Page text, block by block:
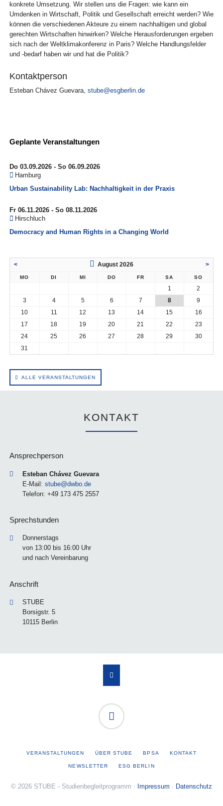
konkrete Umsetzung. Wir stellen uns die Fragen: wie kann ein
Umdenken in Wirtschaft, Politik und Gesellschaft erreicht werden? Wie
können die verschiedenen Akteure zu einem nachhaltigen und global
gerechten Wirtschaften hinwirken? Welche Herausforderungen ergeben
sich nach der Weltklimakonferenz in Paris? Welche Handlungsfelder
und -bedarf haben wir und hat die Politik?
Kontaktperson
Esteban Chávez Guevara, stube@esgberlin.de
Geplante Veranstaltungen
Do 03.09.2026 - So 06.09.2026
Hamburg
Urban Sustainability Lab: Nachhaltigkeit in der Praxis
Fr 06.11.2026 - So 08.11.2026
Hirschluch
Democracy and Human Rights in a Changing World
< August 2026 >
MO DI MI DO FR SA SO
1
2
3
4 5 6 7 8
9
10
11 12 13 14 15
16
17
18 19 20 21 22
23
24
25 26 27 28 29
30
31
ALLE VERANSTALTUNGEN
KONTAKT
Ansprechperson
Esteban Chávez Guevara
E-Mail: stube@dwbo.de
Telefon: +49 173 475 2557
Sprechstunden
Donnerstags
von 13:00 bis 16:00 Uhr
und nach Vereinbarung
Anschrift
STUBE
Borsigstr. 5
10115 Berlin
VERANSTALTUNGEN ÜBER STUBE BPSA KONTAKT
NEWSLETTER ESG BERLIN
© 2026 STUBE - Studienbegleitprogramm ∙ Impressum ∙ Datenschutz